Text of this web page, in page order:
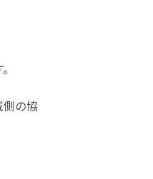
側の協